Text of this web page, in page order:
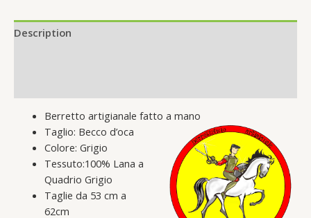
Description
Berretto artigianale fatto a mano
Taglio: Becco d’oca
Colore: Grigio
Tessuto:100% Lana a
Quadrio Grigio
Taglie da 53 cm a
62cm